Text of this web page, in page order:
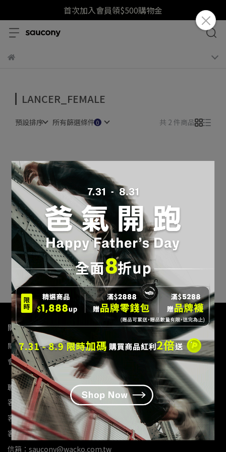
首次加入會員領$500購物金
LANCER_FEMALE
預設排序 所有篩選條件 共 2 件商品
Saucony LANCER RUN 穩
定保護跑鞋_珍珠白(女)
NT$2,392NT$2,990
加入購物車
Saucony LANCER 3 穩定
保護跑鞋_白(女)
NT$1,888
NT$2,990
已售完
關於我們
關於我們 我的帳戶 退款政策 隱私政策 購物說明 服務條款
會員權益 客服中心
聯絡資訊
客服專線：0809-090-882
客服傳真：02-8797-3786
客服時間：10:00-17:00
信箱：saucony@wacko.com.tw